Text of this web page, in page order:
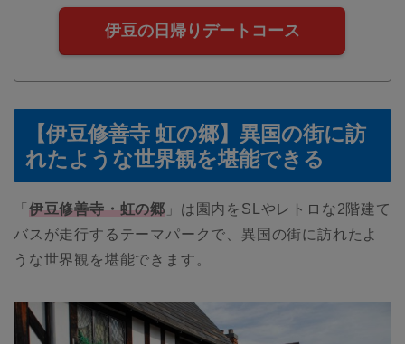
伊豆の日帰りデートコース
【伊豆修善寺 虹の郷】異国の街に訪
れたような世界観を堪能できる
「 伊豆修善寺・虹の郷 」は園内をSLやレトロな2階建て
バスが走行するテーマパークで、異国の街に訪れたよ
うな世界観を堪能できます。